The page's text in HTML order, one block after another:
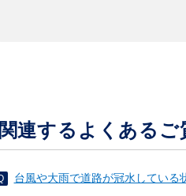
関連するよくあるご
台風や大雨で道路が冠水している